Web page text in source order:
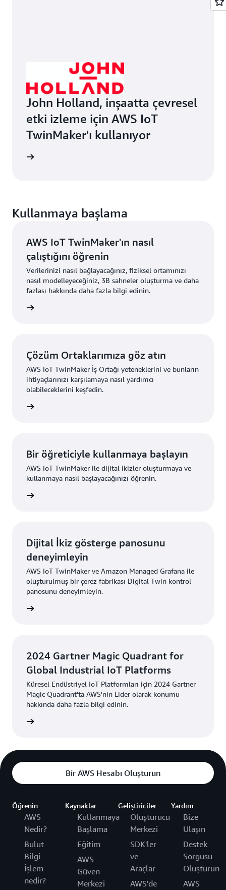
John Holland, inşaatta çevresel
etki izleme için AWS IoT
TwinMaker'ı kullanıyor
Kullanmaya başlama
AWS IoT TwinMaker'ın nasıl
çalıştığını öğrenin
Verilerinizi nasıl bağlayacağınız, fiziksel ortamınızı
nasıl modelleyeceğiniz, 3B sahneler oluşturma ve daha
fazlası hakkında daha fazla bilgi edinin.
Çözüm Ortaklarımıza göz atın
AWS IoT TwinMaker İş Ortağı yeteneklerini ve bunların
ihtiyaçlarınızı karşılamaya nasıl yardımcı
olabileceklerini keşfedin.
Bir öğreticiyle kullanmaya başlayın
AWS IoT TwinMaker ile dijital ikizler oluşturmaya ve
kullanmaya nasıl başlayacağınızı öğrenin.
Dijital İkiz gösterge panosunu
deneyimleyin
AWS IoT TwinMaker ve Amazon Managed Grafana ile
oluşturulmuş bir çerez fabrikası Digital Twin kontrol
panosunu deneyimleyin.
2024 Gartner Magic Quadrant for
Global Industrial IoT Platforms
Küresel Endüstriyel IoT Platformları için 2024 Gartner
Magic Quadrant'ta AWS'nin Lider olarak konumu
hakkında daha fazla bilgi edinin.
Bir AWS Hesabı Oluşturun
Öğrenin
AWS
Nedir?
Bulut
Bilgi
İşlem
nedir?
Kaynaklar
Kullanmaya
Başlama
Eğitim
AWS
Güven
Merkezi
Geliştiriciler
Oluşturucu
Merkezi
SDK'ler
ve
Araçlar
AWS'de
Yardım
Bize
Ulaşın
Destek
Sorgusu
Oluşturun
AWS